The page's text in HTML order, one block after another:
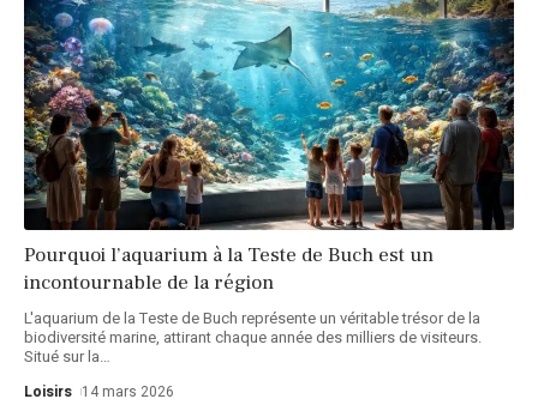
Pourquoi l’aquarium à la Teste de Buch est un
incontournable de la région
L'aquarium de la Teste de Buch représente un véritable trésor de la
biodiversité marine, attirant chaque année des milliers de visiteurs.
Situé sur la…
Loisirs 14 mars 2026